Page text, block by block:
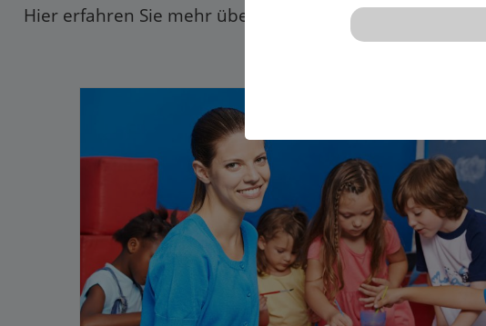
Hier erfahren Sie mehr über die einzelnen Berufsbilder.